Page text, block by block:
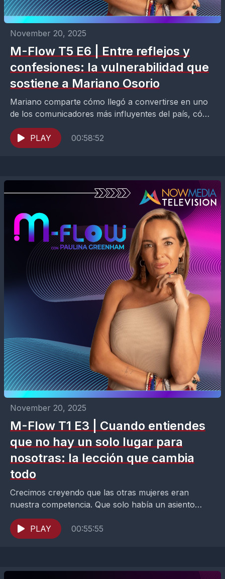
November 20, 2025
M-Flow T5 E6 | Entre reflejos y
confesiones: la vulnerabilidad que
sostiene a Mariano Osorio
Mariano comparte cómo llegó a convertirse en uno
de los comunicadores más influyentes del país, cómo
enfrentó el miedo, la inseguridad y las grandes...
PLAY
00:58:52
November 20, 2025
M-Flow T1 E3 | Cuando entiendes
que no hay un solo lugar para
nosotras: la lección que cambia
todo
Crecimos creyendo que las otras mujeres eran
nuestra competencia. Que solo había un asiento
disponible y que debíamos pelear por él. Hoy
entiendo que...
PLAY 00:55:55